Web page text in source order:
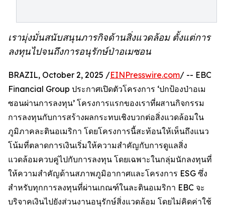
เรามุ่งมั่นสนับสนุนภารกิจด้านสิ่งแวดล้อม ตั้งแต่การ
ลงทุนไปจนถึงการอนุรักษ์ป่าอเมซอน
BRAZIL, October 2, 2025 /EINPresswire.com/ -- EBC
Financial Group ประกาศเปิดตัวโครงการ ‘ปกป้องป่าอเม
ซอนผ่านการลงทุน’ โครงการแรกของเราที่ผสานกิจกรรม
การลงทุนกับการสร้างผลกระทบเชิงบวกต่อสิ่งแวดล้อมใน
ภูมิภาคละตินอเมริกา โดยโครงการนี้สะท้อนให้เห็นถึงแนว
โน้มที่ตลาดการเงินเริ่มให้ความสำคัญกับการดูแลสิ่ง
แวดล้อมควบคู่ไปกับการลงทุน โดยเฉพาะในกลุ่มนักลงทุนที่
ให้ความสำคัญด้านสภาพภูมิอากาศและโครงการ ESG ซึ่ง
สำหรับทุกการลงทุนที่ผ่านเกณฑ์ในละตินอเมริกา EBC จะ
บริจาคเงินไปยังส่วนงานอนุรักษ์สิ่งแวดล้อม โดยไม่คิดค่าใช้